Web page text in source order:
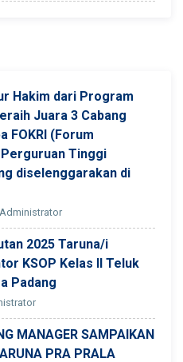
Hakim dari Program
Juara 3 Cabang
FOKRI (Forum
Tinggi
diselenggarakan di
2025 Taruna/i
KSOP Kelas II Teluk
Padang
MANAGER SAMPAIKAN
PRA PRALA